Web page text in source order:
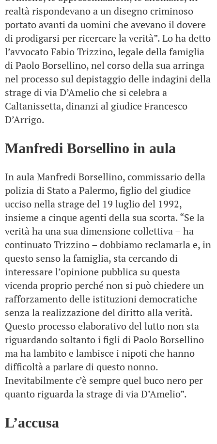
realtà rispondevano a un disegno criminoso
portato avanti da uomini che avevano il dovere
di prodigarsi per ricercare la verità”. Lo ha detto
l’avvocato Fabio Trizzino, legale della famiglia
di Paolo Borsellino, nel corso della sua arringa
nel processo sul depistaggio delle indagini della
strage di via D’Amelio che si celebra a
Caltanissetta, dinanzi al giudice Francesco
D’Arrigo.
Manfredi Borsellino in aula
In aula Manfredi Borsellino, commissario della
polizia di Stato a Palermo, figlio del giudice
ucciso nella strage del 19 luglio del 1992,
insieme a cinque agenti della sua scorta. “Se la
verità ha una sua dimensione collettiva – ha
continuato Trizzino – dobbiamo reclamarla e, in
questo senso la famiglia, sta cercando di
interessare l’opinione pubblica su questa
vicenda proprio perché non si può chiedere un
rafforzamento delle istituzioni democratiche
senza la realizzazione del diritto alla verità.
Questo processo elaborativo del lutto non sta
riguardando soltanto i figli di Paolo Borsellino
ma ha lambito e lambisce i nipoti che hanno
difficoltà a parlare di questo nonno.
Inevitabilmente c’è sempre quel buco nero per
quanto riguarda la strage di via D’Amelio”.
L’accusa